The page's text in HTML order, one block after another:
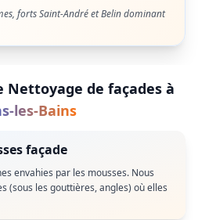
forts Saint-André et Belin dominant
Nettoyage de façades à
les-Bains
façade
envahies par les mousses. Nous
(sous les gouttières, angles) où elles